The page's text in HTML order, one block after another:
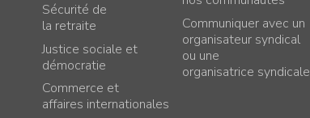
Sécurité de
la retraite
Justice sociale et
démocratie
Commerce et
affaires internationales
Communiquer avec un
organisateur syndical
ou une
organisatrice syndicale